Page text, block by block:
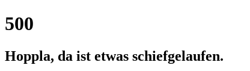
500
Hoppla, da ist etwas schiefgelaufen.